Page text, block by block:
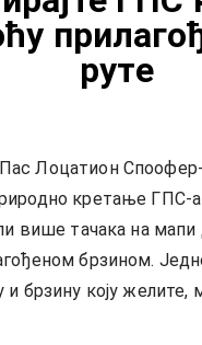
руте
Лоцатион
кретање ГПС-
више тачака на мапи
брзином.
и ​​брзину коју желите,